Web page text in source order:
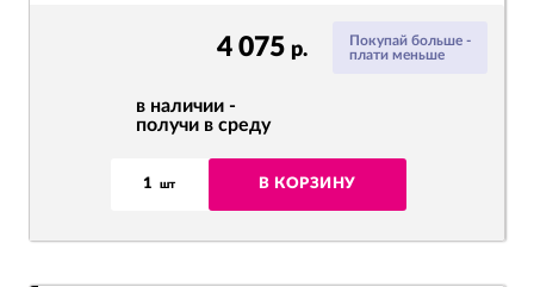
Покупай больше -
плати меньше
4 075 р.
в наличии -
получи в среду
1 шт В КОРЗИНУ